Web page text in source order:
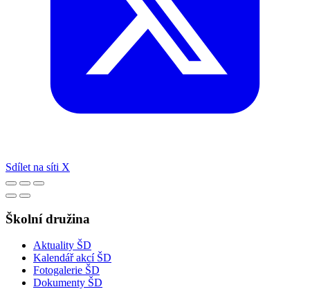
Sdílet na síti X
Školní družina
Aktuality ŠD
Kalendář akcí ŠD
Fotogalerie ŠD
Dokumenty ŠD